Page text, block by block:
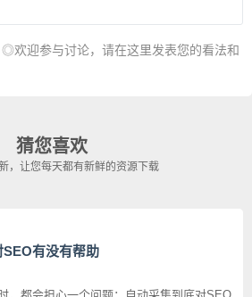
◎欢迎参与讨论，请在这里发表您的看法和
猜您喜欢
，让您每天都有新鲜的资源下载
有没有帮助